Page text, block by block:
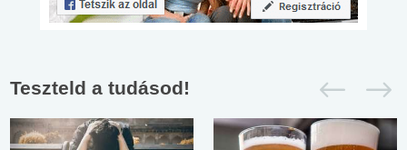
Teszteld a tudásod!